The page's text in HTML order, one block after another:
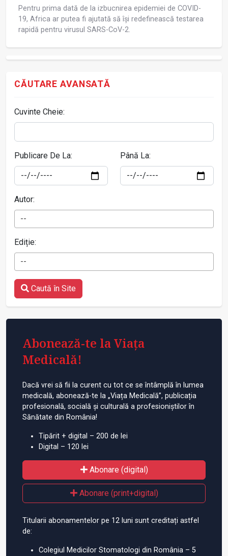
Pentru prima dată de la izbucnirea epidemiei de COVID-
19, Africa ar putea fi ajutată să își redefinească testarea
rapidă pentru virusul SARS-CoV-2.
CĂUTARE AVANSATĂ
Cuvinte Cheie:
Publicare De La: Până La:
Autor:
--
Ediție:
--
Caută în Site
Abonează-te la Viața
Medicală!
Dacă vrei să fii la curent cu tot ce se întâmplă în lumea
medicală, abonează-te la „Viața Medicală”, publicația
profesională, socială și culturală a profesioniștilor în
Sănătate din România!
Tipărit + digital – 200 de lei
Digital – 120 lei
Abonare (digital)
Abonare (print+digital)
Titularii abonamentelor pe 12 luni sunt creditați astfel
de:
Colegiul Medicilor Stomatologi din România – 5